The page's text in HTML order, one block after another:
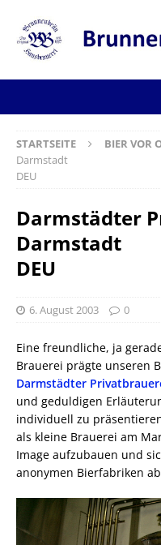
STARTSEITE BIER VOR
Darmstadt
DEU
Darmstädter
Darmstadt
DEU
6. August 2003 0
Eine freundliche, ja
Brauerei prägte unseren
Darmstädter
und geduldigen
individuell zu
als kleine Brauerei am
Image aufzubauen und
anonymen Bierfabriken